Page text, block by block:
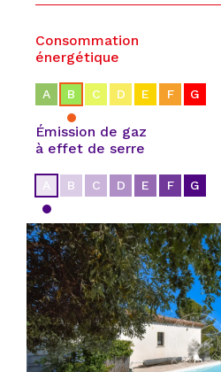
Consommation
énergétique
A B C D E F G
Émission de gaz
à effet de serre
A B C D E F G